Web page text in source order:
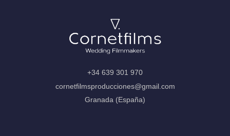
+34 639 301 970
cornetfilmsproducciones@gmail.com
Granada (España)